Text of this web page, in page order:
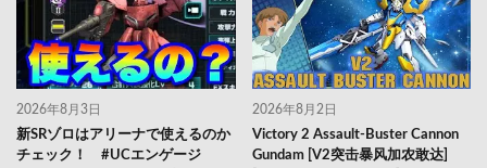
2026年8月3日
新SRゾロはアリーナで使えるのか
チェック！ #UCエンゲージ
2026年8月2日
Victory 2 Assault-Buster Cannon
Gundam [V2突击暴风加农敢达]